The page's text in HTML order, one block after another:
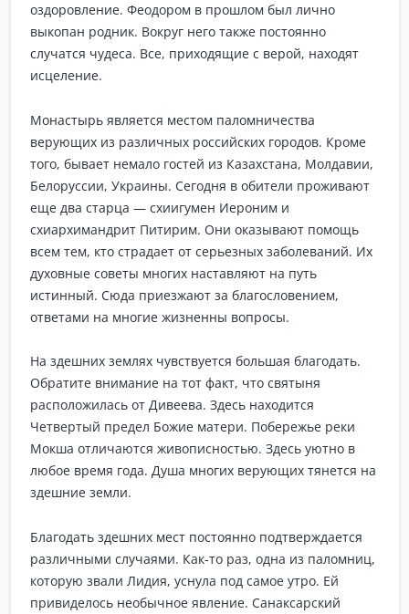
оздоровление. Феодором в прошлом был лично
выкопан родник. Вокруг него также постоянно
случатся чудеса. Все, приходящие с верой, находят
исцеление.
Монастырь является местом паломничества
верующих из различных российских городов. Кроме
того, бывает немало гостей из Казахстана, Молдавии,
Белоруссии, Украины. Сегодня в обители проживают
еще два старца — схиигумен Иероним и
схиархимандрит Питирим. Они оказывают помощь
всем тем, кто страдает от серьезных заболеваний. Их
духовные советы многих наставляют на путь
истинный. Сюда приезжают за благословением,
ответами на многие жизненны вопросы.
На здешних землях чувствуется большая благодать.
Обратите внимание на тот факт, что святыня
расположилась от Дивеева. Здесь находится
Четвертый предел Божие матери. Побережье реки
Мокша отличаются живописностью. Здесь уютно в
любое время года. Душа многих верующих тянется на
здешние земли.
Благодать здешних мест постоянно подтверждается
различными случаями. Как-то раз, одна из паломниц,
которую звали Лидия, уснула под самое утро. Ей
привиделось необычное явление. Санаксарский